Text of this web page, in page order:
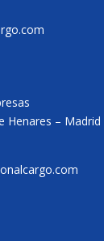
Henares – Madrid